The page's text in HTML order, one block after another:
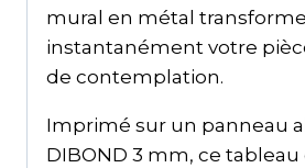
mural en métal transforme
instantanément votre
de contemplation.
Imprimé sur un panneau
DIBOND 3 mm, ce